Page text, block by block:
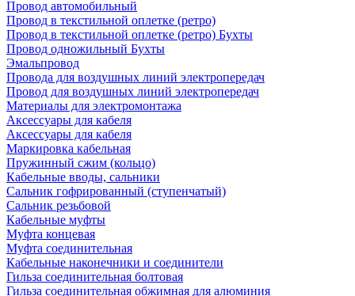
Провод автомобильный
Провод в текстильной оплетке (ретро)
Провод в текстильной оплетке (ретро) Бухты
Провод одножильный Бухты
Эмальпровод
Провода для воздушных линий электропередач
Провод для воздушных линий электропередач
Материалы для электромонтажа
Аксессуары для кабеля
Аксессуары для кабеля
Маркировка кабельная
Пружинный сжим (кольцо)
Кабельные вводы, сальники
Сальник гофрированный (ступенчатый)
Сальник резьбовой
Кабельные муфты
Муфта концевая
Муфта соединительная
Кабельные наконечники и соединители
Гильза соединительная болтовая
Гильза соединительная обжимная для алюминия